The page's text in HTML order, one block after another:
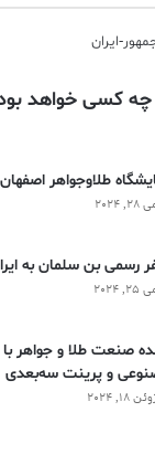
کسی خواهد
طلاوجواهر اصفهان 1403
2024
رسمی بن سلمان به
2024
صنعت طلا و جواهر
و پرینت سه‌بعدی
18, 2024